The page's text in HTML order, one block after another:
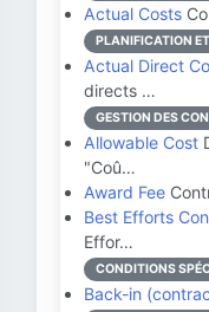
Actual Costs
PLANIFICATION
Actual Direct
directs …
GESTION DES
Allowable Cost
"Coû…
Award Fee
Best Efforts
Effor…
CONDITIONS
Back-in